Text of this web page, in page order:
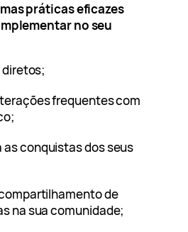
práticas eficazes
no seu
frequentes com
as conquistas dos seus
de
na sua comunidade;